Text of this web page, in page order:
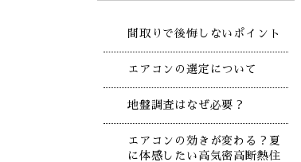
間取りで後悔しないポイント
エアコンの選定について
地盤調査はなぜ必要？
エアコンの効きが変わる？夏
に体感したい高気密高断熱住